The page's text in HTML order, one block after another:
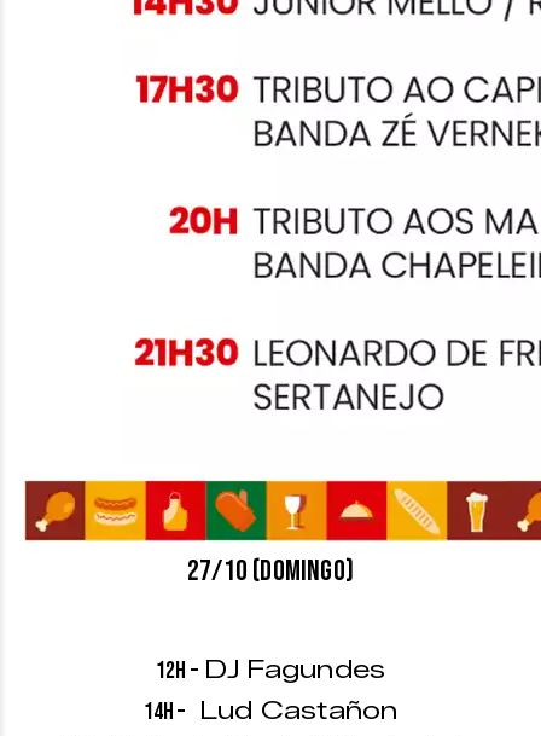
27/10 (domingo)
12h –DJ Fagundes
14h – Lud Castañon